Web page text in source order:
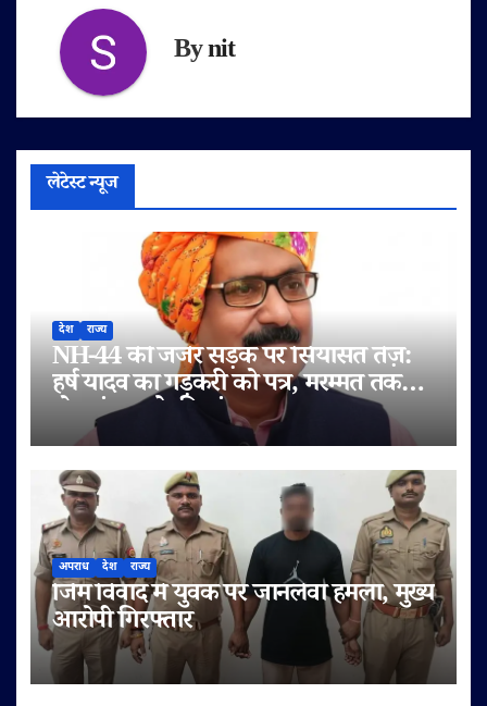
Bynit
लेटेस्ट न्यूज
देश राज्य
NH-44 की जर्जर सड़क पर सियासत तेज़:
हर्ष यादव का गड़करी को पत्र, मरम्मत तक
टोल बंद करने की मांग
अपराध देश राज्य
जिम विवाद में युवक पर जानलेवा हमला, मुख्य
आरोपी गिरफ्तार